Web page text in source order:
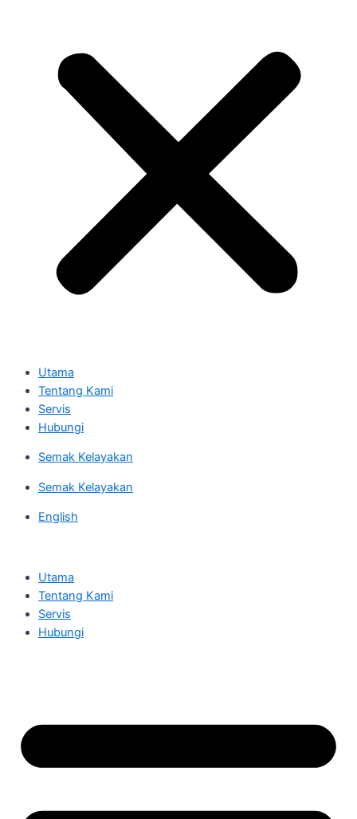
Utama
Tentang Kami
Servis
Hubungi
Semak Kelayakan
Semak Kelayakan
English
Utama
Tentang Kami
Servis
Hubungi